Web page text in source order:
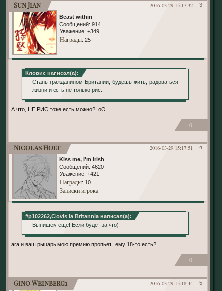
3
2016-03-29 15:17:32
Sun Jian
Beast within
Сообщений: 914
Уважение: +349
Награды: 25
Кловис написал(а):
Стань гражданином Британии, будешь жить, радоваться
жизни и есть не только рис.
А что, НЕ РИС тоже есть можно?! оО
0
4
2016-03-29 15:17:51
Nicolas Holt
Kiss me, I'm Irish
Сообщений: 4620
Уважение: +421
Награды: 10
Записки игрока
#p102262,Clovis la Britannia написал(а):
Выпишем ещё! Если будет за что)
ага и ваш рыцарь мою премию пропьет...ему 18-то есть?
0
5
2016-03-29 15:18:44
Gino Weinberg1